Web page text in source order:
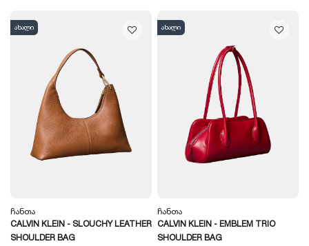
ახალი
Ჩანთა
CALVIN KLEIN - SLOUCHY LEATHER
SHOULDER BAG
ახალი
Ჩანთა
CALVIN KLEIN - EMBLEM TRIO
SHOULDER BAG